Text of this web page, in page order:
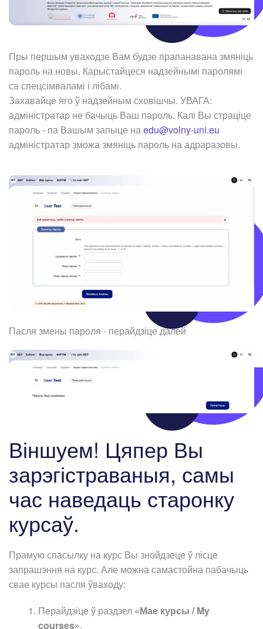
Пры першым уваходзе Вам будзе прапанавана змяніць
пароль на новы. Карыстайцеся надзейнымі паролямі
са спецсімваламі і лібамі.
Захавайце яго ў надзейным сховішчы. УВАГА:
адміністратар не бачыць Ваш пароль. Калі Вы страціце
пароль - па Вашым запыце наedu@volny-uni.eu
адміністратар зможа змяніць пароль на адраразовы.
Пасля змены пароля - перайдзіце далей
Віншуем! Цяпер Вы
зарэгістраваныя, самы
час наведаць старонку
курсаў.
Прамую спасылку на курс Вы знойдзеце ў лісце
запрашэння на курс. Але можна самастойна пабачыць
свае курсы пасля ўваходу:
Перайдзіце ў раздзел «Мае курсы / My
courses».